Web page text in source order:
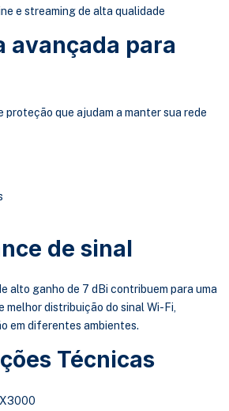
e streaming de alta qualidade
avançada para
proteção que ajudam a manter sua rede
de sinal
alto ganho de 7 dBi contribuem para uma
melhor distribuição do sinal Wi-Fi,
em diferentes ambientes.
Técnicas